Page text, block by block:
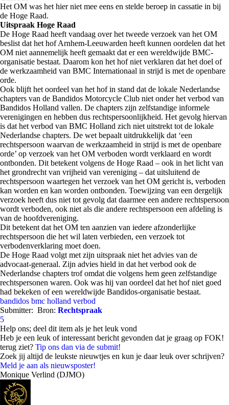
Het OM was het hier niet mee eens en stelde beroep in cassatie in bij
de Hoge Raad.
Uitspraak Hoge Raad
De Hoge Raad heeft vandaag over het tweede verzoek van het OM
beslist dat het hof Arnhem-Leeuwarden heeft kunnen oordelen dat het
OM niet aannemelijk heeft gemaakt dat er een wereldwijde BMC-
organisatie bestaat. Daarom kon het hof niet verklaren dat het doel of
de werkzaamheid van BMC Internationaal in strijd is met de openbare
orde.
Ook blijft het oordeel van het hof in stand dat de lokale Nederlandse
chapters van de Bandidos Motorcycle Club niet onder het verbod van
Bandidos Holland vallen. De chapters zijn zelfstandige informele
verenigingen en hebben dus rechtspersoonlijkheid. Het gevolg hiervan
is dat het verbod van BMC Holland zich niet uitstrekt tot de lokale
Nederlandse chapters. De wet bepaalt uitdrukkelijk dat ‘een
rechtspersoon waarvan de werkzaamheid in strijd is met de openbare
orde’ op verzoek van het OM verboden wordt verklaard en wordt
ontbonden. Dit betekent volgens de Hoge Raad – ook in het licht van
het grondrecht van vrijheid van vereniging – dat uitsluitend de
rechtspersoon waartegen het verzoek van het OM gericht is, verboden
kan worden en kan worden ontbonden. Toewijzing van een dergelijk
verzoek heeft dus niet tot gevolg dat daarmee een andere rechtspersoon
wordt verboden, ook niet als die andere rechtspersoon een afdeling is
van de hoofdvereniging.
Dit betekent dat het OM ten aanzien van iedere afzonderlijke
rechtspersoon die het wil laten verbieden, een verzoek tot
verbodenverklaring moet doen.
De Hoge Raad volgt met zijn uitspraak niet het advies van de
advocaat-generaal. Zijn advies hield in dat het verbod ook de
Nederlandse chapters trof omdat die volgens hem geen zelfstandige
rechtspersonen waren. Ook was hij van oordeel dat het hof niet goed
had bekeken of een wereldwijde Bandidos-organisatie bestaat.
bandidos bmc holland verbod
Submitter: Bron: Rechtspraak
5
Help ons; deel dit item als je het leuk vond
Heb je een leuk of interessant bericht gevonden dat je graag op FOK!
terug ziet? Tip ons dan via de submit!
Zoek jij altijd de leukste nieuwtjes en kun je daar leuk over schrijven?
Meld je aan als nieuwsposter!
Monique Verlind (DJMO)